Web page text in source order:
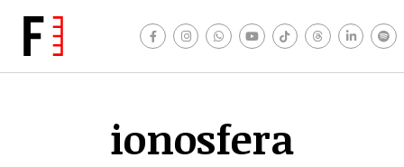
ionosfera